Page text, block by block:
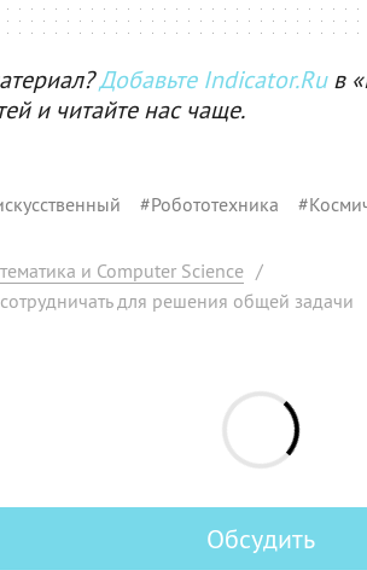
Добавьте Indicator.Ruв
и читайте нас чаще.
#Робототехника #
и Computer Science /
для решения общей задачи
Обсудить